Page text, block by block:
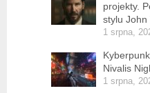
projekty.
stylu John
1 srpna,
Nivalis
1 srpna,